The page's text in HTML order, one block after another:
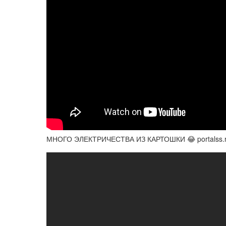
МНОГО ЭЛЕКТРИЧЕСТВА ИЗ КАРТОШКИ 😂